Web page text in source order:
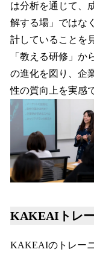
は分析を通じて、
解する場」ではな
計していることを
「教える研修」
の進化を図り、企
性の質向上を実感
KAKEAIトレ
KAKEAIのトレー